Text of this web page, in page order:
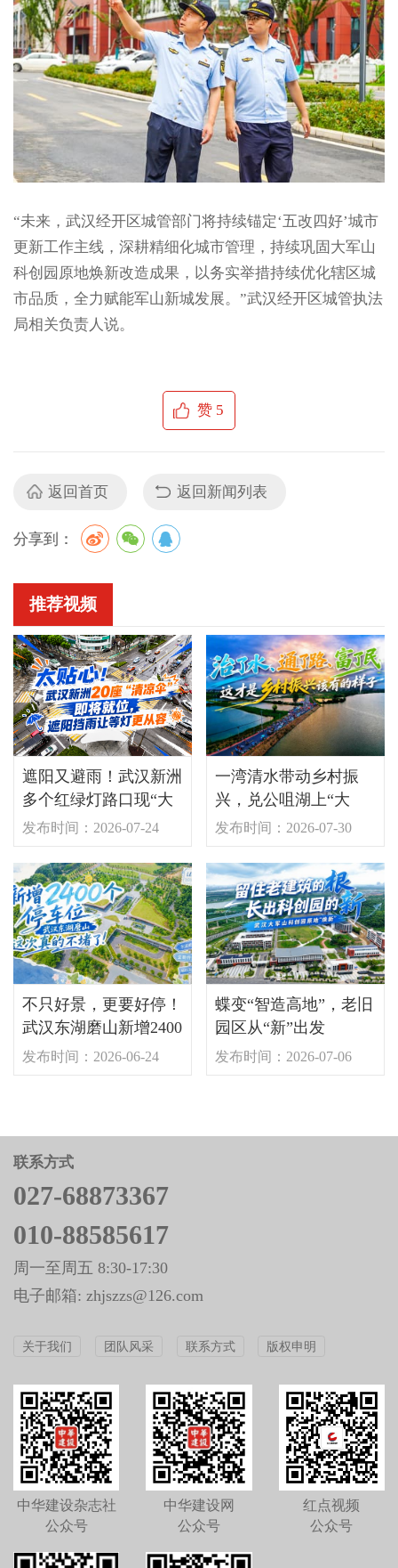
“未来，武汉经开区城管部门将持续锚定‘五改四好’城市
更新工作主线，深耕精细化城市管理，持续巩固大军山
科创园原地焕新改造成果，以务实举措持续优化辖区城
市品质，全力赋能军山新城发展。”武汉经开区城管执法
局相关负责人说。
赞 5
返回首页 返回新闻列表
分享到：
推荐视频
遮阳又避雨！武汉新洲
多个红绿灯路口现“大
伞”
发布时间：2026-07-24
一湾清水带动乡村振
兴，兑公咀湖上“大
分”！
发布时间：2026-07-30
不只好景，更要好停！
武汉东湖磨山新增2400
个车位
发布时间：2026-06-24
蝶变“智造高地”，老旧
园区从“新”出发
发布时间：2026-07-06
联系方式
027-68873367
010-88585617
周一至周五 8:30-17:30
电子邮箱: zhjszzs@126.com
关于我们 团队风采 联系方式 版权申明
中华建设杂志社
公众号
中华建设网
公众号
红点视频
公众号